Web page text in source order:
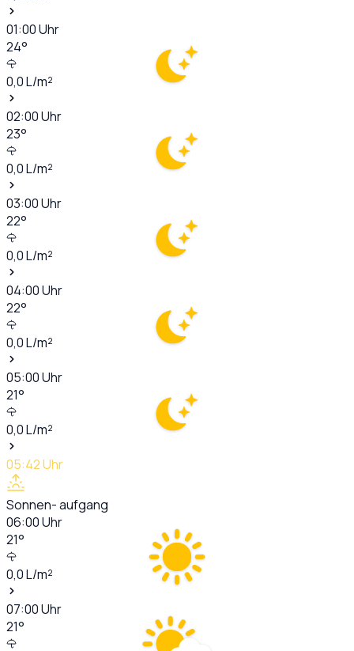
01:00Uhr
24°
0,0L/m²
02:00Uhr
23°
0,0L/m²
03:00Uhr
22°
0,0L/m²
04:00Uhr
22°
0,0L/m²
05:00Uhr
21°
0,0L/m²
05:42Uhr
Sonnen- aufgang
06:00Uhr
21°
0,0L/m²
07:00Uhr
21°